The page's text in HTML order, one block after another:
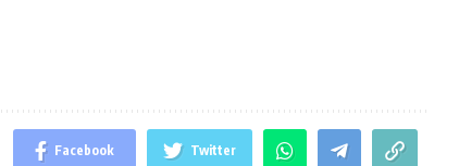
Facebook Twitter